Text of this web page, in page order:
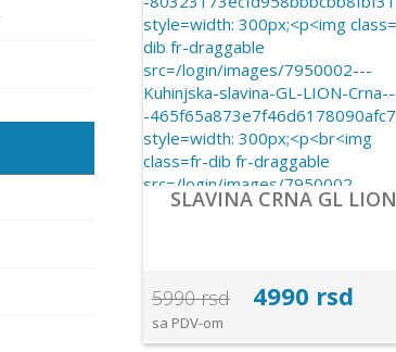
SLAVINA CRNA GL LION
5990 rsd 4990 rsd
sa PDV-om